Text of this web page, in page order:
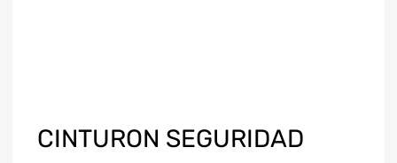
CINTURON SEGURIDAD